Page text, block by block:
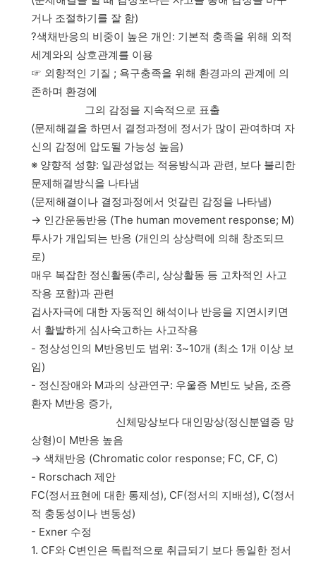
거나 조절하기를 잘 함)
?색채반응의 비중이 높은 개인: 기본적 충족을 위해 외적
세계와의 상호관계를 이용
☞ 외향적인 기질 ; 욕구충족을 위해 환경과의 관계에 의
존하며 환경에
그의 감정을 지속적으로 표출
(문제해결을 하면서 결정과정에 정서가 많이 관여하며 자
신의 감정에 압도될 가능성 높음)
※ 양향적 성향: 일관성없는 적응방식과 관련, 보다 불리한
문제해결방식을 나타냄
(문제해결이나 결정과정에서 엇갈린 감정을 나타냄)
→ 인간운동반응 (The human movement response; M)
투사가 개입되는 반응 (개인의 상상력에 의해 창조되므
로)
매우 복잡한 정신활동(추리, 상상활동 등 고차적인 사고
작용 포함)과 관련
검사자극에 대한 자동적인 해석이나 반응을 지연시키면
서 활발하게 심사숙고하는 사고작용
- 정상성인의 M반응빈도 범위: 3~10개 (최소 1개 이상 보
임)
- 정신장애와 M과의 상관연구: 우울증 M빈도 낮음, 조증
환자 M반응 증가,
신체망상보다 대인망상(정신분열증 망
상형)이 M반응 높음
→ 색채반응 (Chromatic color response; FC, CF, C)
- Rorschach 제안
FC(정서표현에 대한 통제성), CF(정서의 지배성), C(정서
적 충동성이나 변동성)
- Exner 수정
1. CF와 C변인은 독립적으로 취급되기 보다 동일한 정서